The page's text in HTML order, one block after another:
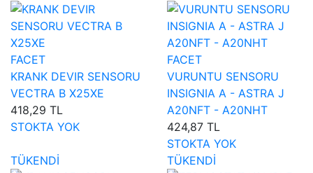
FACET
KRANK DEVIR SENSORU
VECTRA B X25XE
418,29 TL
STOKTA YOK
FACET
VURUNTU SENSORU
INSIGNIA A - ASTRA J
A20NFT - A20NHT
424,87 TL
STOKTA YOK
TÜKENDİ
TÜKENDİ